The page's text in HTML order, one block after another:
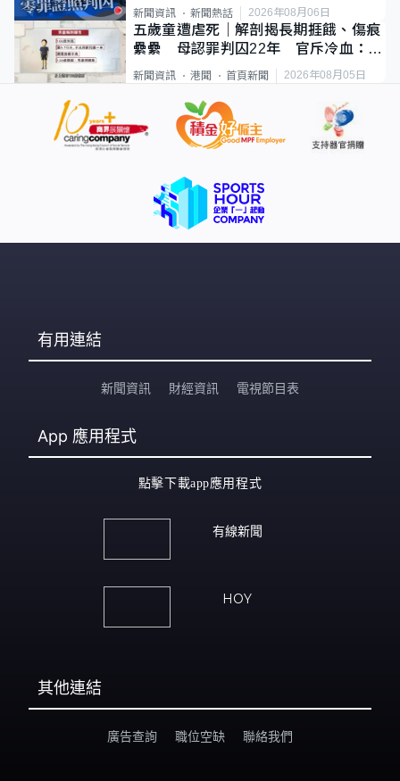
新聞資訊 新聞熱話 2026年08月06日
五歲童遭虐死｜解剖揭長期捱餓、傷痕
纍纍 母認罪判囚22年 官斥冷血：同
類案最惡劣
新聞資訊 港聞 首頁新聞 2026年08月05日
有用連結
新聞資訊 財經資訊 電視節目表
App 應用程式
點擊下載app應用程式
有線新聞
HOY
其他連結
廣告查詢 職位空缺 聯絡我們